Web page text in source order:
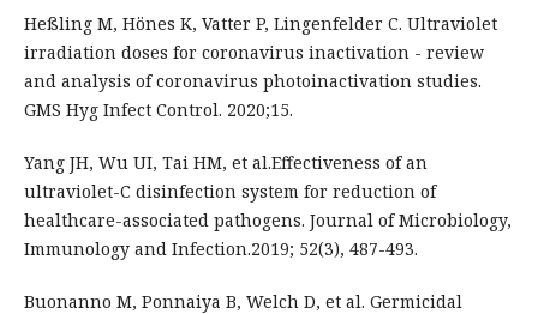
Heßling M, Hönes K, Vatter P, Lingenfelder C. Ultraviolet
irradiation doses for coronavirus inactivation - review
and analysis of coronavirus photoinactivation studies.
GMS Hyg Infect Control. 2020;15.
Yang JH, Wu UI, Tai HM, et al.Effectiveness of an
ultraviolet-C disinfection system for reduction of
healthcare-associated pathogens. Journal of Microbiology,
Immunology and Infection.2019; 52(3), 487-493.
Buonanno M, Ponnaiya B, Welch D, et al. Germicidal